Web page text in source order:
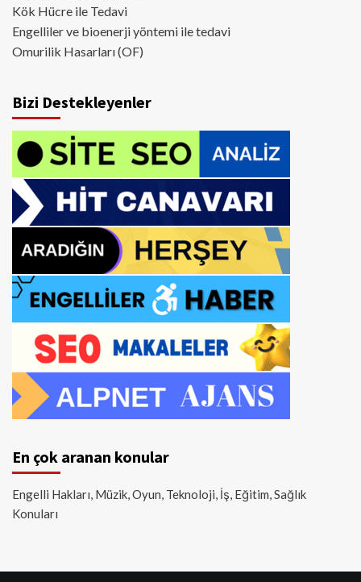
Kök Hücre ile Tedavi
Engelliler ve bioenerji yöntemi ile tedavi
Omurilik Hasarları (OF)
Bizi Destekleyenler
En çok aranan konular
Engelli Hakları, Müzik, Oyun, Teknoloji, İş, Eğitim, Sağlık
Konuları